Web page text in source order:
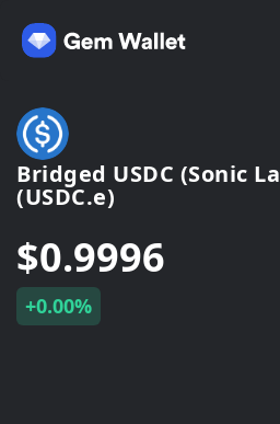
Bridged USDC (Sonic
(USDC.e)
$0.9996
+0.00%